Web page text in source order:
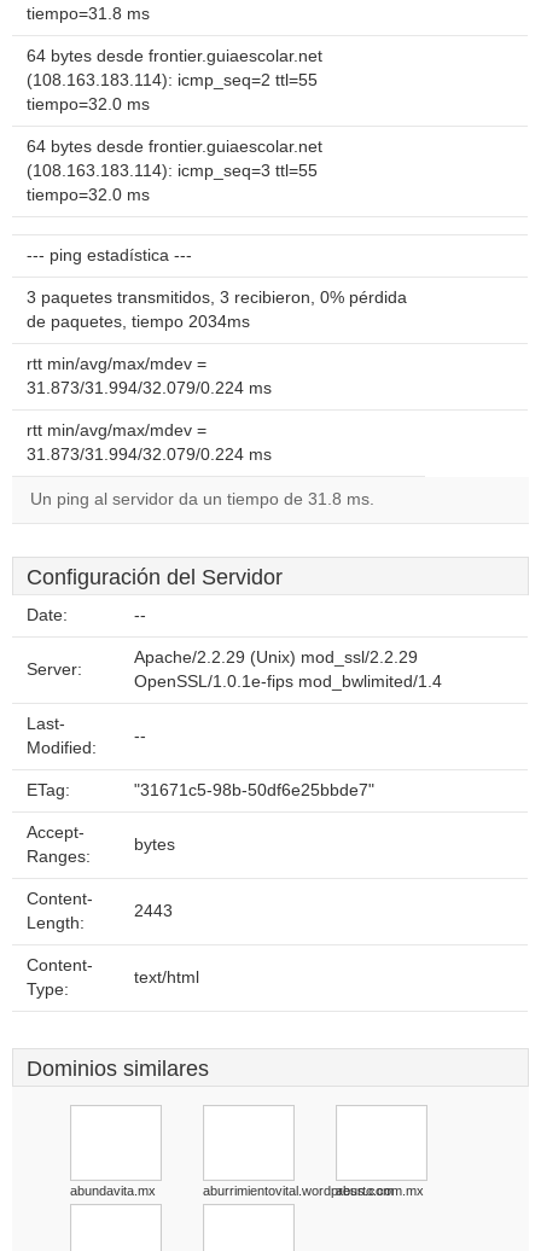
tiempo=31.8 ms
64 bytes desde frontier.guiaescolar.net
(108.163.183.114): icmp_seq=2 ttl=55
tiempo=32.0 ms
64 bytes desde frontier.guiaescolar.net
(108.163.183.114): icmp_seq=3 ttl=55
tiempo=32.0 ms
--- ping estadística ---
3 paquetes transmitidos, 3 recibieron, 0% pérdida
de paquetes, tiempo 2034ms
rtt min/avg/max/mdev =
31.873/31.994/32.079/0.224 ms
rtt min/avg/max/mdev =
31.873/31.994/32.079/0.224 ms
Un ping al servidor da un tiempo de 31.8 ms.
Configuración del Servidor
Date: --
Server:
Apache/2.2.29 (Unix) mod_ssl/2.2.29
OpenSSL/1.0.1e-fips mod_bwlimited/1.4
Last-
Modified:
--
ETag: "31671c5-98b-50df6e25bbde7"
Accept-
Ranges:
bytes
Content-
Length:
2443
Content-
Type:
text/html
Dominios similares
abundavita.mx aburrimientovital.wordpress.com
aburto.com.mx